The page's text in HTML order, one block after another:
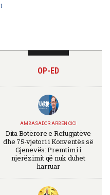
OP-ED
AMBASADOR ARBEN CICI
Dita Botërore e Refugjatëve
dhe 75-vjetori i Konventës së
Gjenevës: Premtimi i
njerëzimit që nuk duhet
harruar